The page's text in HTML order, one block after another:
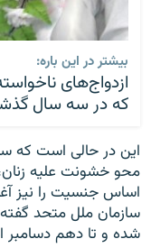
بیشتر در این باره:
ازدواج‌های
که در سه سال
این در حالی است که
اساس جنسیت را نیز
شده و تا دهم دسامبر